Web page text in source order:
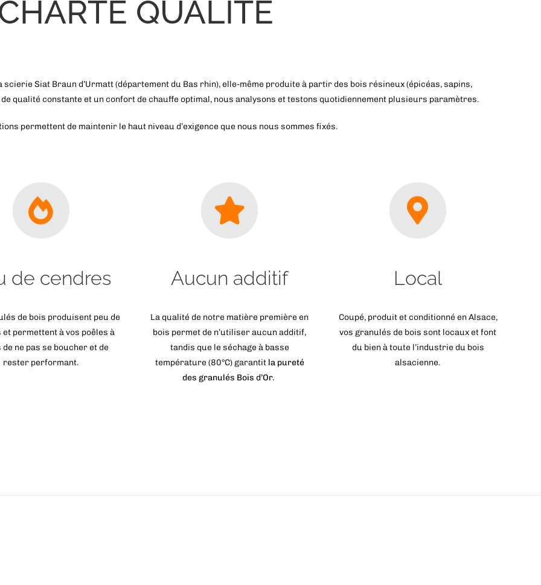
QUALITÉ
Siat Braun d’Urmatt (département du Bas rhin), elle-même produite à partir des bois résineux (épicéas, sapins,
qualité constante et un confort de chauffe optimal, nous analysons et testons quotidiennement plusieurs paramètres.
permettent de maintenir le haut niveau d’exigence que nous nous sommes fixés.
de cendres
de bois produisent peu de
permettent à vos poêles à
ne pas se boucher et de
rester performant.
Aucun additif
La qualité de notre matière première en
bois permet de n’utiliser aucun additif,
tandis que le séchage à basse
température (80°C) garantitla pureté
des granulés Bois d’Or.
Local
Coupé, produit et conditionné en Alsace,
vos granulés de bois sont locaux et font
du bien à toute l’industrie du bois
alsacienne.